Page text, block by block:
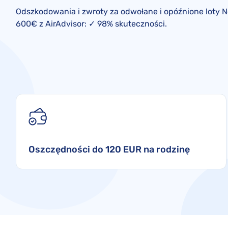
Odszkodowania i zwroty za odwołane i opóźnione loty
600€ z AirAdvisor: ✓ 98% skuteczności.
Oszczędności do 120 EUR na rodzinę